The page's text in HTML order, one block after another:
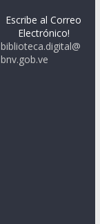
Escribe al Correo
Electrónico!
biblioteca.digital@
bnv.gob.ve